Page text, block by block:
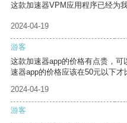
这款加速器VPM应用程序已经为
2024-04-19
游客
这款加速器app的价格有点贵，
速器app的价格应该在50元以下才
2024-04-19
游客